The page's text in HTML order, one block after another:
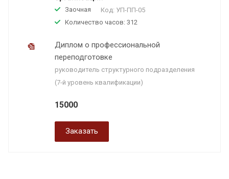
Заочная Код: УП-ПП-05
Количество часов: 312
Диплом о профессиональной
переподготовке
руководитель структурного подразделения
(7-й уровень квалификации)
15000
Заказать